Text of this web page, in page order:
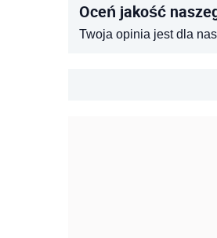
Oceń jakość
Twoja opinia jest dla